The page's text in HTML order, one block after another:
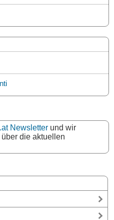
Newsletter und wir
die aktuellen